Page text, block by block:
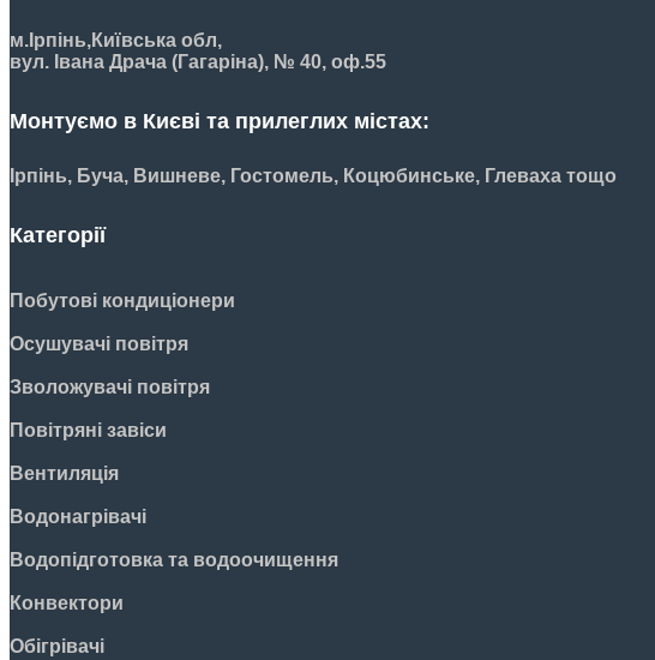
м.Ірпінь,Київська обл,
вул. Івана Драча (Гагаріна), № 40, оф.55
Монтуємо в Києві та прилеглих містах:
Ірпінь, Буча, Вишневе, Гостомель, Коцюбинське, Глеваха тощо
Категорії
Побутові кондиціонери
Осушувачі повітря
Зволожувачі повітря
Повітряні завіси
Вентиляція
Водонагрівачі
Водопідготовка та водоочищення
Конвектори
Обігрівачі